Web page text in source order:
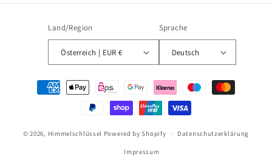
Land/Region
Österreich | EUR €
Sprache
Deutsch
Zahlungsmethoden
© 2026, Himmelschlüssel Powered by Shopify Datenschutzerklärung
Impressum